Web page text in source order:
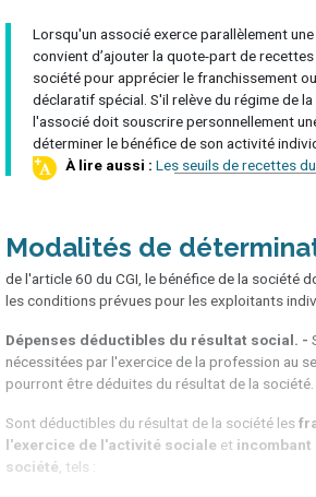
Lorsqu'un associé exerce parallèlement une
convient d’ajouter la quote-part de recettes
société pour apprécier le franchissement
déclaratif spécial. S'il relève du régime de
l'associé doit souscrire personnellement
déterminer le bénéfice de son activité
Les seuils de recettes
Modalités de
de l'article 60 du CGI, le bénéfice de la société
les conditions prévues pour les exploitants
Dépenses déductibles du résultat social. -
nécessitées par l'exercice de la profession au
pourront être déduites du résultat de la société.
Sont déductibles du résultat de la société les
l'exercice de l'activité sociale et incombant
société, tels :